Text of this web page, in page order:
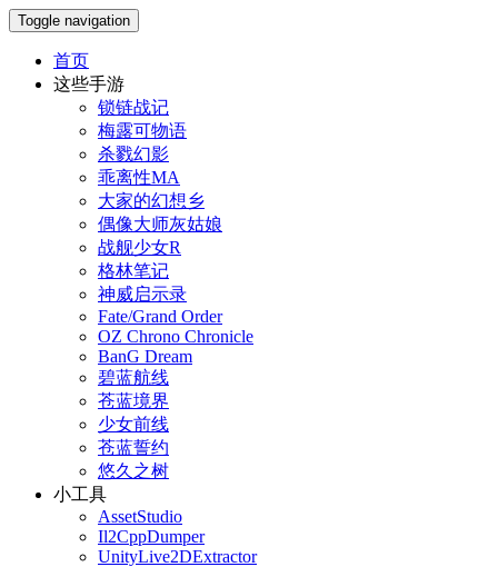
Toggle navigation
首页
这些手游
锁链战记
梅露可物语
杀戮幻影
乖离性MA
大家的幻想乡
偶像大师灰姑娘
战舰少女R
格林笔记
神威启示录
Fate/Grand Order
OZ Chrono Chronicle
BanG Dream
碧蓝航线
苍蓝境界
少女前线
苍蓝誓约
悠久之树
小工具
AssetStudio
Il2CppDumper
UnityLive2DExtractor